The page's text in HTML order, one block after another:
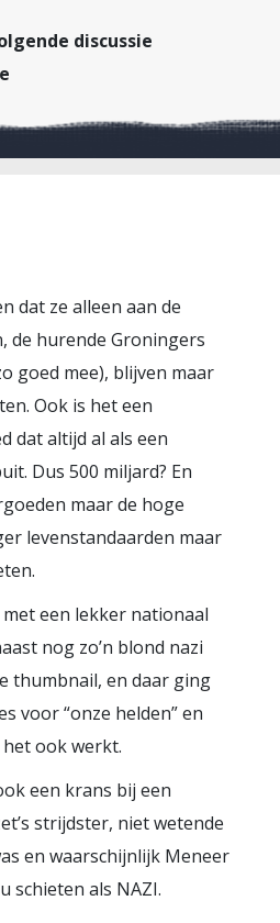
discussie
dat ze alleen aan de
de hurende Groningers
goed mee), blijven maar
Ook is het een
dat altijd al als een
Dus 500 miljard? En
maar de hoge
levenstandaarden maar
een lekker nationaal
nog zo’n blond nazi
thumbnail, en daar ging
voor “onze helden” en
ook werkt.
een krans bij een
strijdster, niet wetende
en waarschijnlijk Meneer
schieten als NAZI.